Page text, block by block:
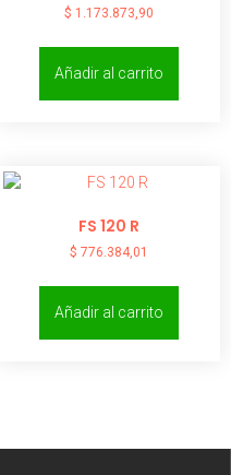
$ 1.173.873,90
Añadir al carrito
FS 120 R
$ 776.384,01
Añadir al carrito